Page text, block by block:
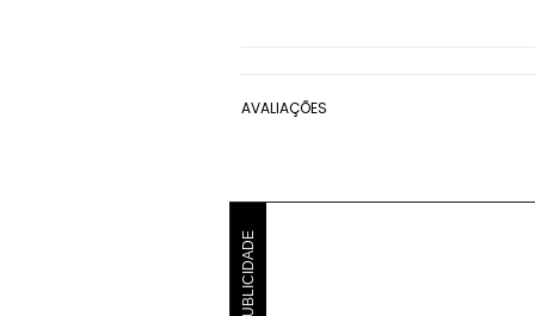
esse tipo de plástico é o substituto
materiais cuidadosamente
capricho e olhar atento às
AVALIAÇÕES
PUBLICIDADE